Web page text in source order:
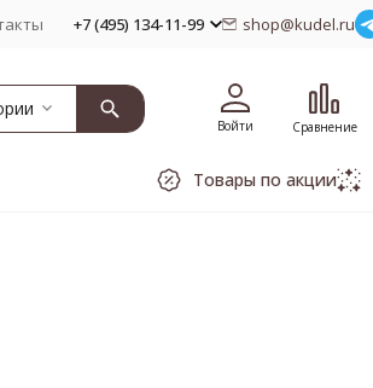
+7 (495) 134-11-99 shop@kudel.ru
Войти Сравнение
Товары по акции